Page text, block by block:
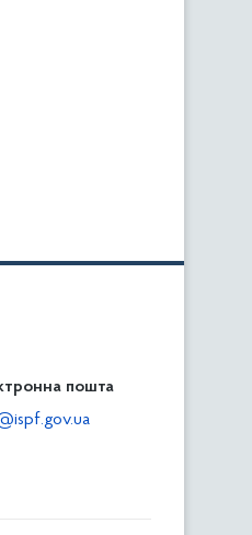
пошта